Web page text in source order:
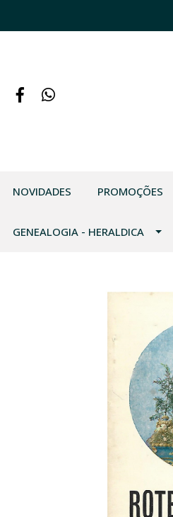
NOVIDADES PROMOÇÕES
GENEALOGIA - HERALDICA